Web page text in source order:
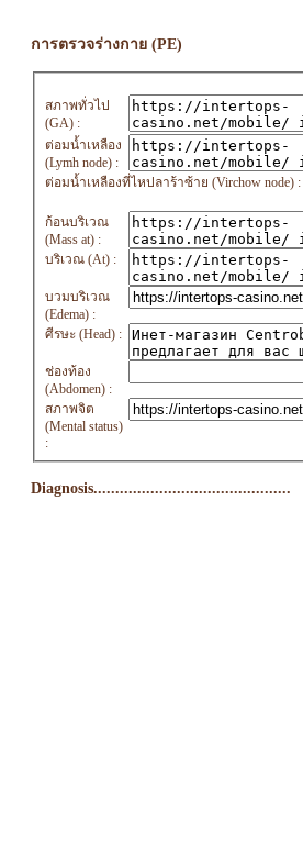
การตรวจร่างกาย (PE)
สภาพทั่วไป
(GA) :
ต่อมน้ำเหลือง
(Lymh node) :
ต่อมน้ำเหลืองที่ไหปลาร้าซ้าย (Virchow node) :
ก้อนบริเวณ
(Mass at) :
บริเวณ (At) :
บวมบริเวณ
(Edema) :
ศีรษะ (Head) :
ช่องท้อง
(Abdomen) :
สภาพจิต
(Mental status)
:
Diagnosis.............................................